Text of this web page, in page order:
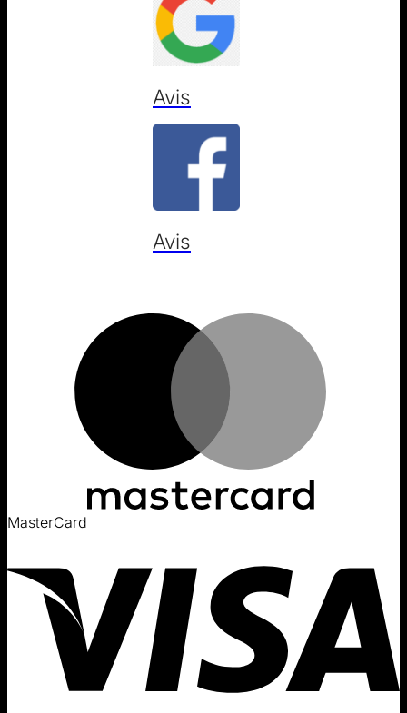
Avis
Avis
MasterCard